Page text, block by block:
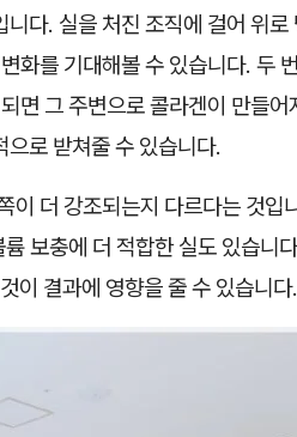
다. 실을 처진 조직에 걸어 위로
화를 기대해볼 수 있습니다. 두
면 그 주변으로 콜라겐이 만들
로 받쳐줄 수 있습니다.
이 더 강조되는지 다르다는 것입
보충에 더 적합한 실도 있습니
이 결과에 영향을 줄 수 있습니다.